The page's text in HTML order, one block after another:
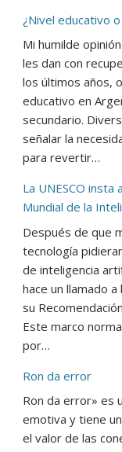
¿Nivel educativo
Mi humilde
les dan con
los últimos años,
educativo en
secundario.
señalar la
para revertir…
La UNESCO
Mundial de la
Después de que
tecnología
de inteligencia
hace un llamado
su
Este marco
por…
Ron da error
Ron da error» es
emotiva y tiene
el valor de las